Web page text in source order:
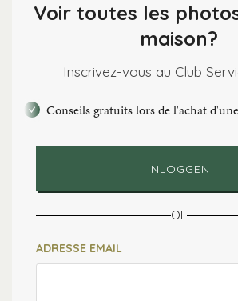
Voir toutes les
maison?
Inscrivez-vous au Club
Conseils gratuits lors de l'achat
INLOGGEN
OF
ADRESSE EMAIL